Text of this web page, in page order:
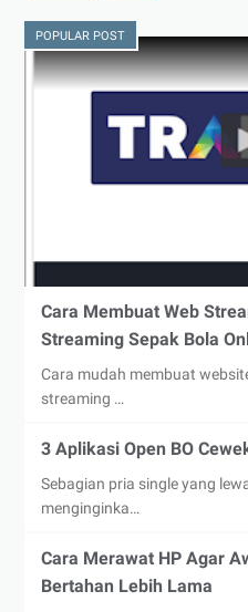
POPULAR POST
Cara Membuat Web
Streaming Sepak Bola
Cara mudah membuat
streaming …
3 Aplikasi Open BO
Sebagian pria single yang
menginginka…
Cara Merawat HP Agar
Bertahan Lebih Lama